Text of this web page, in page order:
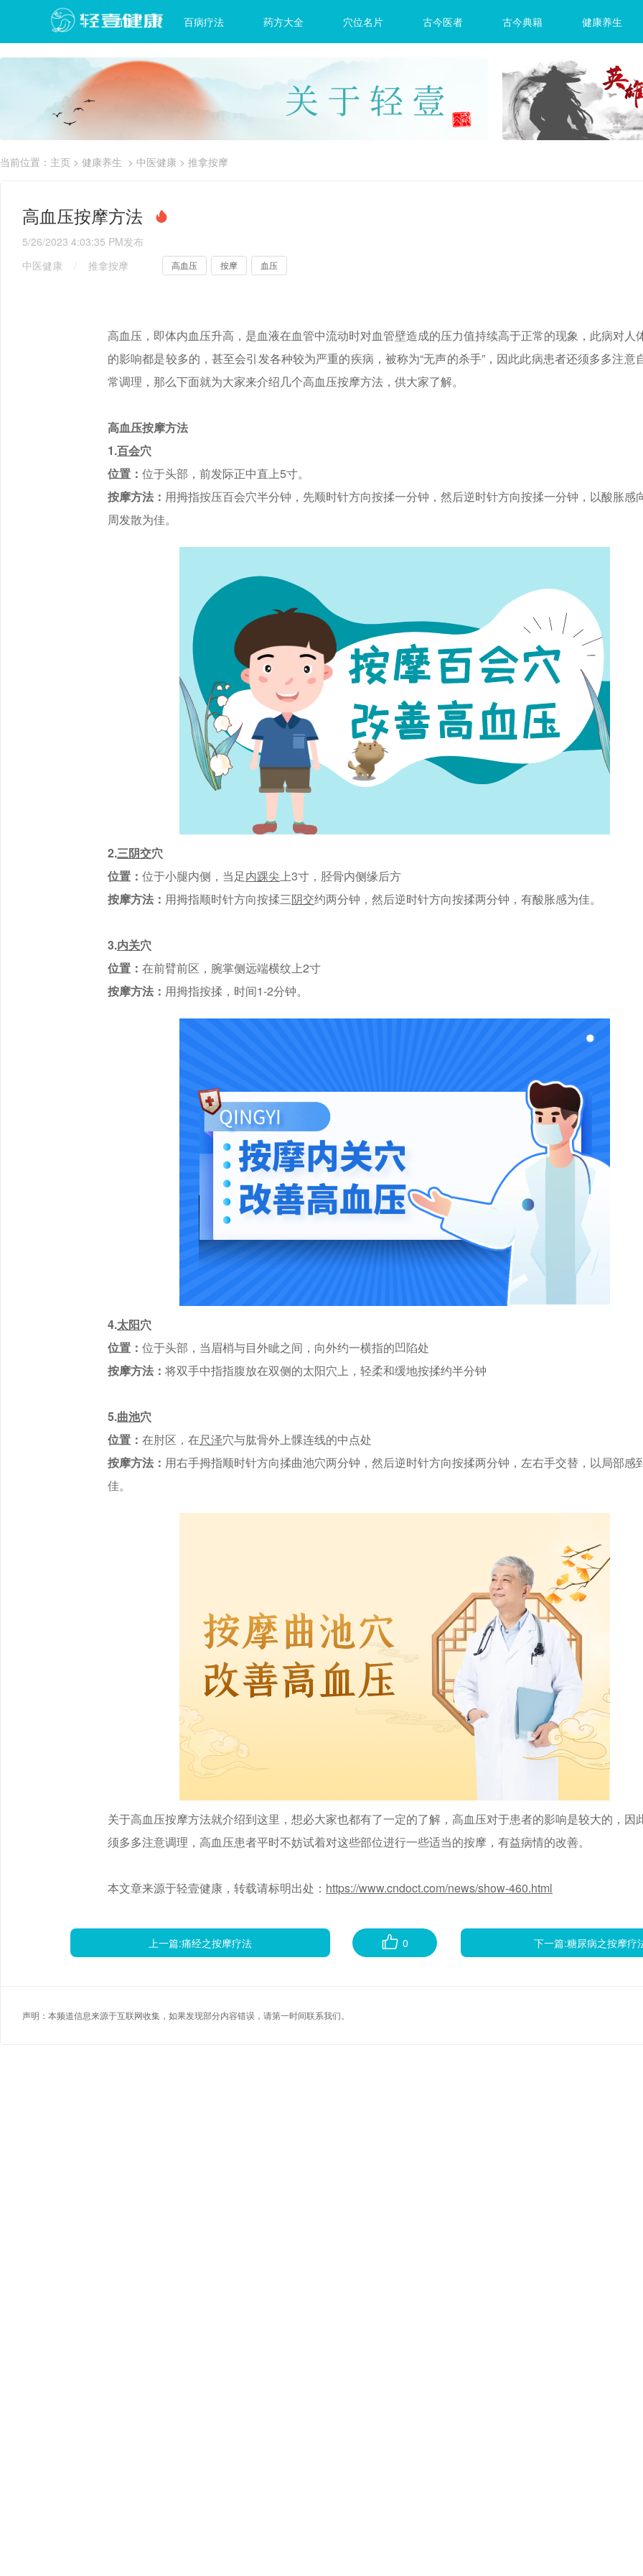
首页 百病疗法 药方大全 穴位名片 古今医者 古今典籍 健康养生
当前位置： 主页 > 健康养生 > 中医健康 > 推拿按摩
高血压按摩方法
5/26/2023 4:03:35 PM发布
中医健康
/ 推拿按摩 高血压 按摩 血压
高血压，即体内血压升高，是血液在血管中流动时对血管壁造成的压力值持续高于正常的现象，此病对人
的影响都是较多的，甚至会引发各种较为严重的疾病，被称为“无声的杀手”，因此此病患者还须多多注意
常调理，那么下面就为大家来介绍几个高血压按摩方法，供大家了解。
高血压按摩方法
1.百会穴
位置： 位于头部，前发际正中直上5寸。
按摩方法： 用拇指按压百会穴半分钟，先顺时针方向按揉一分钟，然后逆时针方向按揉一分钟，以酸胀感
周发散为佳。
2.三阴交穴
位置： 位于小腿内侧，当足内踝尖上3寸，胫骨内侧缘后方
按摩方法： 用拇指顺时针方向按揉三阴交约两分钟，然后逆时针方向按揉两分钟，有酸胀感为佳。
3.内关穴
位置： 在前臂前区，腕掌侧远端横纹上2寸
按摩方法： 用拇指按揉，时间1-2分钟。
4.太阳穴
位置： 位于头部，当眉梢与目外眦之间，向外约一横指的凹陷处
按摩方法： 将双手中指指腹放在双侧的太阳穴上，轻柔和缓地按揉约半分钟
5.曲池穴
位置： 在肘区，在尺泽穴与肱骨外上髁连线的中点处
按摩方法： 用右手拇指顺时针方向揉曲池穴两分钟，然后逆时针方向按揉两分钟，左右手交替，以局部感
佳。
关于高血压按摩方法就介绍到这里，想必大家也都有了一定的了解，高血压对于患者的影响是较大的，因
须多多注意调理，高血压患者平时不妨试着对这些部位进行一些适当的按摩，有益病情的改善。
本文章来源于轻壹健康，转载请标明出处： https://www.cndoct.com/news/show-460.html
上一篇:痛经之按摩疗法 下一篇:糖尿病之按摩疗
0
声明：本频道信息来源于互联网收集，如果发现部分内容错误，请第一时间联系我们。